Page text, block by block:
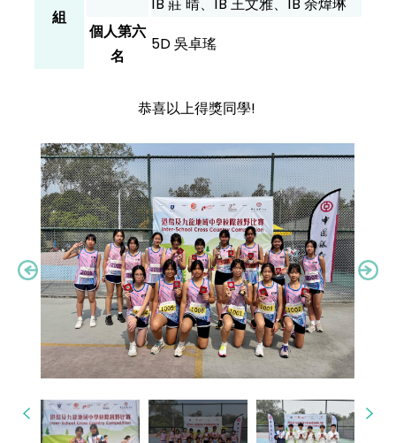
組
個人第六
名
5D 吳卓瑤
恭喜以上得獎同學!